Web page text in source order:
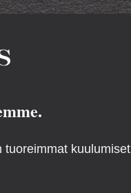
tuoreimmat kuulumiset